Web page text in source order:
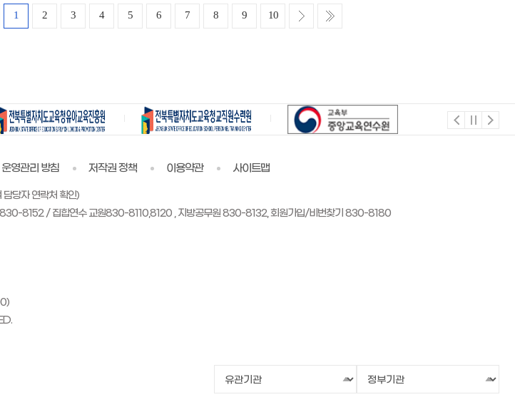
1 2 3 4 5 6 7 8 9 10
다
마
영관리 방침 저작권 정책 이용약관 사이트맵
담당자 연락처 확인)
830-8152 / 집합연수 교원830-8110,8120 , 지방공무원 830-8132, 회원가입/비번찾기 830-8180